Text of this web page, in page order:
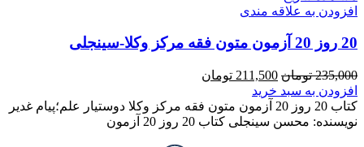
افزودن به علاقه مندی
20 روز 20 آزمون متون فقه مرکز وکلا-سینجلی
235,000 تومان قیمت
اصلی
235,000 تومان
بود.
211,500 تومان
211,500 تومان
است.
افزودن به سبد خرید
کتاب 20 روز 20 آزمون متون فقه مرکز وکلا دوستیار علم؛پیام غدیر
نویسنده: محسن سینجلی کتاب 20 روز 20 آزمون